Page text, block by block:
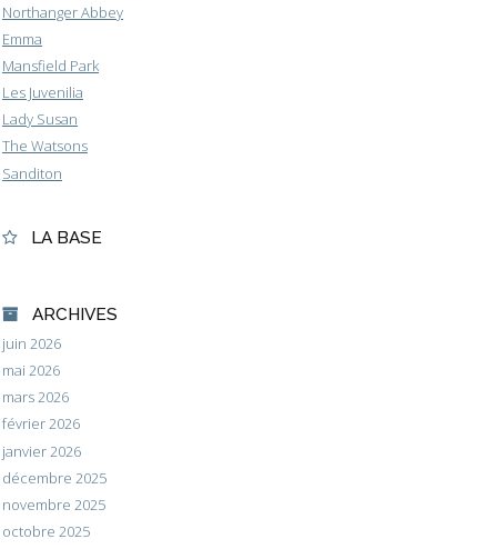
Northanger Abbey
Emma
Mansfield Park
Les Juvenilia
Lady Susan
The Watsons
Sanditon
LA BASE
ARCHIVES
juin 2026
mai 2026
mars 2026
février 2026
janvier 2026
décembre 2025
novembre 2025
octobre 2025